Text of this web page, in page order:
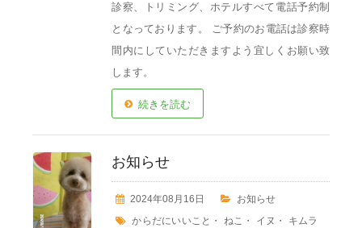
診察、トリミング、ホテルすべて電話予約制
となっております。 ご予約のお電話は診察時
間内にしていただきますよう宜しくお願い致
します。
続きを読む
お知らせ
2024年08月16日
お知らせ
からだにいいこと ・ ねこ ・ イヌ ・ キムラ